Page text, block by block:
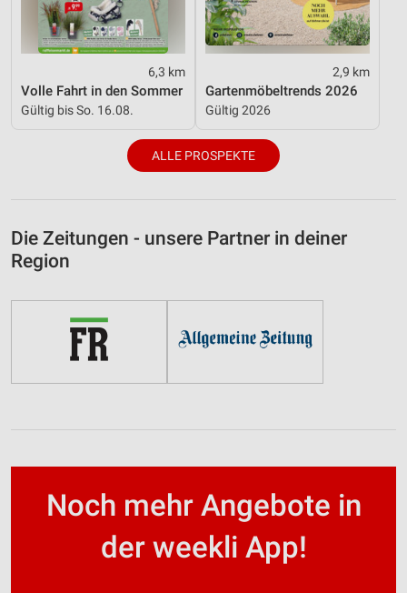
6,3 km
Volle Fahrt in den Sommer
Gültig bis So. 16.08.
2,9 km
Gartenmöbeltrends 2026
Gültig 2026
ALLE PROSPEKTE
Die Zeitungen - unsere Partner in deiner
Region
Noch mehr Angebote in
der weekli App!